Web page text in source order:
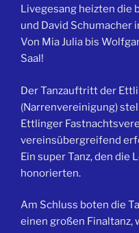
Livegesang heizten die
und David Schumacher
Von Mia Julia bis
Saal!
Der Tanzauftritt der
(Narrenvereinigung)
Ettlinger
vereinsübergreifend
Ein super Tanz, den die
honorierten.
Am Schluss boten die
einen großen Finaltanz,